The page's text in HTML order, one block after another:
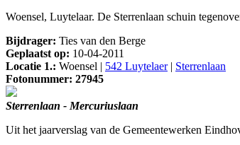
Woensel, Luytelaar. De Sterrenlaan schuin
Bijdrager: Ties van den Berge
Geplaatst op: 10-04-2011
Locatie 1.: Woensel | 542 Luytelaer| Sterrenlaan
Fotonummer: 27945
Sterrenlaan - Mercuriuslaan
Uit het jaarverslag van de Gemeentewerken